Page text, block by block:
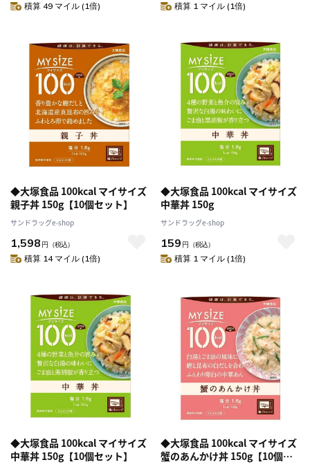
積算 49 マイル (1倍) 積算 1 マイル (1倍)
◆大塚食品 100kcal マイサイズ
親子丼 150g【10個セット】
サンドラッグe-shop
1,598 円 （税込）
積算 14 マイル (1倍)
◆大塚食品 100kcal マイサイズ
中華丼 150g
サンドラッグe-shop
159 円 （税込）
積算 1 マイル (1倍)
◆大塚食品 100kcal マイサイズ
中華丼 150g【10個セット】
◆大塚食品 100kcal マイサイズ
蟹のあんかけ丼 150g【10個セ